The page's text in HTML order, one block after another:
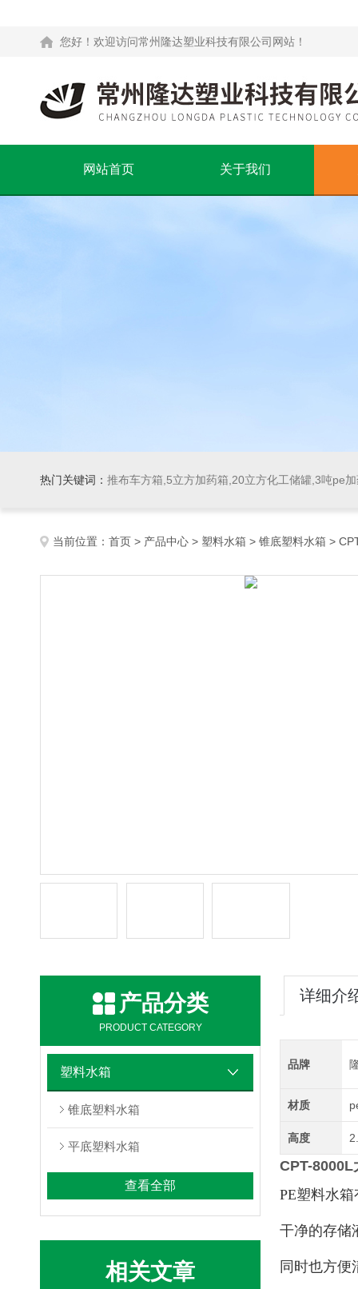
您好！欢迎访问常州隆达塑业科技有限公司网站！
网站首页 关于我们
热门关键词： 推布车方箱,5立方加药箱,20立方化工储罐,3吨pe
当前位置： 首页 > 产品中心 > 塑料水箱 > 锥底塑料水箱 >
产品分类
PRODUCT CATEGORY
塑料水箱
锥底塑料水箱
平底塑料水箱
查看全部
相关文章
详细介
品牌
材质
高度
CPT-8000L
PE塑料水
干净的存储
同时也方